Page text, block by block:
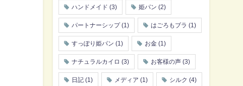
ハンドメイド (3) 姫パン (2)
パートナーシップ(1) はごろもブラ (1)
すっぽり姫パン (1) お金(1)
ナチュラルカイロ (3) お客様の声(3)
日記(1) メディア (1) シルク (4)